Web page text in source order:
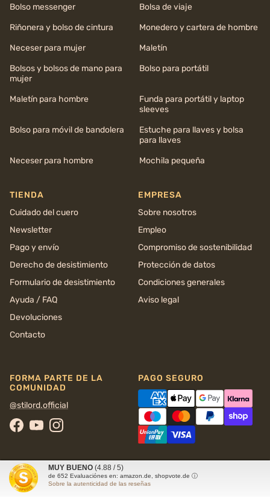
Bolso messenger
Bolsa de viaje
Riñonera y bolso de cintura
Monedero y cartera de hombre
Neceser para mujer
Maletín
Bolsos y bolsos de mano para
mujer
Bolso para portátil
Maletín para hombre
Funda para portátil y laptop
sleeves
Bolso para móvil de bandolera
Estuche para llaves y bolsa
para llaves
Neceser para hombre
Mochila pequeña
TIENDA
Cuidado del cuero
Newsletter
Pago y envío
Derecho de desistimiento
Formulario de desistimiento
Ayuda / FAQ
Devoluciones
Contacto
EMPRESA
Sobre nosotros
Empleo
Compromiso de sostenibilidad
Protección de datos
Condiciones generales
Aviso legal
FORMA PARTE DE LA
COMUNIDAD
@stilord.official
Facebook
YouTubeInstagram
PAGO SEGURO
MUY BUENO (4.88 / 5)
de 652 Evaluaciónes en: amazon.de, shopvote.de ⓘ
Sobre la autenticidad de las reseñas